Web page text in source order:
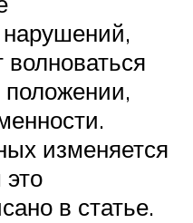
волноваться
изменяется
в статье.